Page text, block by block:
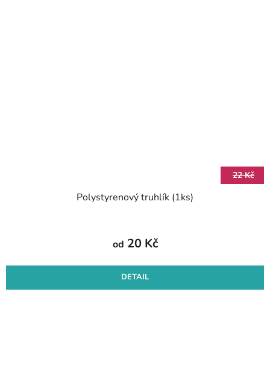
22 Kč
Polystyrenový truhlík (1ks)
od 20 Kč
DETAIL